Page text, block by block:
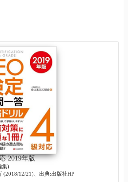
2019年版
集)
(2018/12/21)、出典:出版社HP